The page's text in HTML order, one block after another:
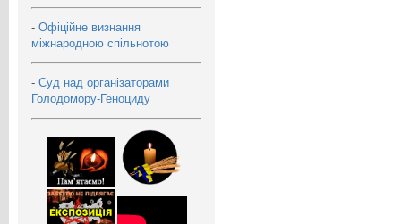
- Офіційне визнання
міжнародною спільнотою
- Суд над організаторами
Голодомору-Геноциду